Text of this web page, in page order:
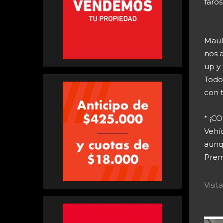
nos
up y
con
*